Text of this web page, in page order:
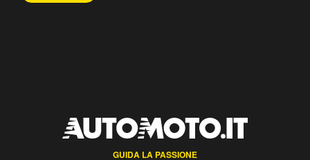
GUIDA LA PASSIONE